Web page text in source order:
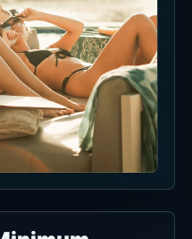
dan pool di area
jelas.